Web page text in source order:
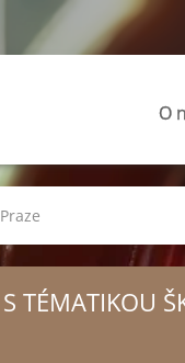
O
TÉMATIKOU